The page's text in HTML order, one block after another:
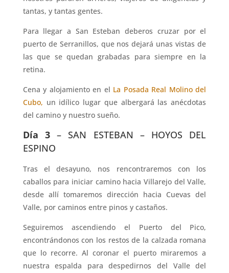
tantas, y tantas gentes.
Para llegar a San Esteban deberos cruzar por el
puerto de Serranillos, que nos dejará unas vistas de
las que se quedan grabadas para siempre en la
retina.
Cena y alojamiento en el La Posada Real Molino del
Cubo, un idílico lugar que albergará las anécdotas
del camino y nuestro sueño.
Día 3 – SAN ESTEBAN – HOYOS DEL
ESPINO
Tras el desayuno, nos rencontraremos con los
caballos para iniciar camino hacia Villarejo del Valle,
desde allí tomaremos dirección hacia Cuevas del
Valle, por caminos entre pinos y castaños.
Seguiremos ascendiendo el Puerto del Pico,
encontrándonos con los restos de la calzada romana
que lo recorre. Al coronar el puerto miraremos a
nuestra espalda para despedirnos del Valle del